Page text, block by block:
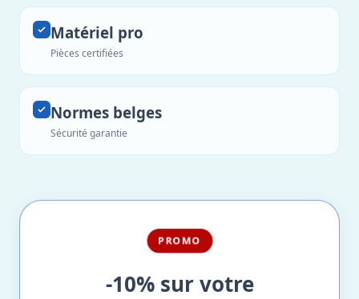
Matériel pro
Pièces certifiées
Normes belges
Sécurité garantie
PROMO
-10% sur votre